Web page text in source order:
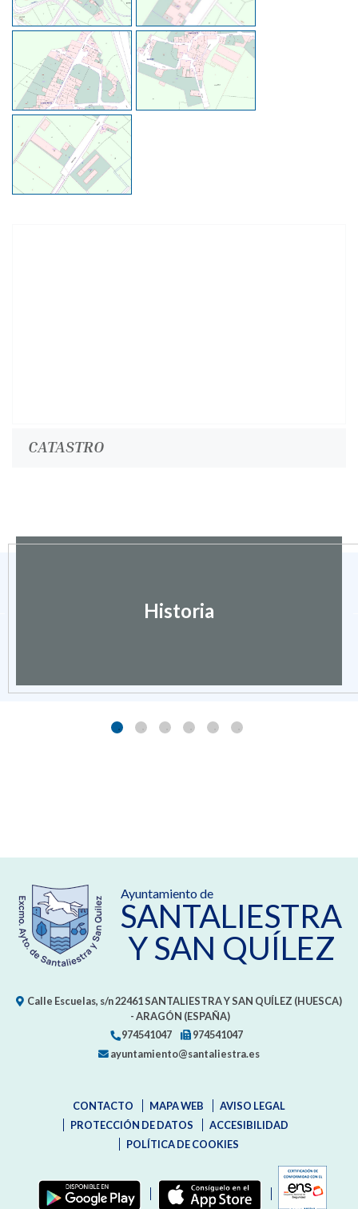
CATASTRO
Historia
Ayuntamiento de
SANTALIESTRA
Y SAN QUÍLEZ
Calle Escuelas, s/n22461SANTALIESTRA Y SAN QUÍLEZ (HUESCA)
- ARAGÓN (ESPAÑA)
974541047
974541047
ayuntamiento@santaliestra.es
CONTACTO MAPA WEB
AVISO LEGAL
PROTECCIÓN DE DATOS
ACCESIBILIDAD
POLÍTICA DE COOKIES